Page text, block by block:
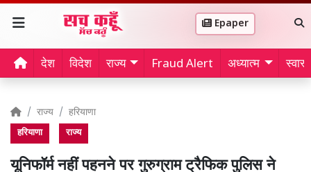
Epaper
देश विदेश राज्य Fraud Alert अध्यात्म
राज्य हरियाणा
हरियाणा राज्य
यूनिफॉर्म नहीं पहनने पर गुरुग्राम ट्रैफिक पुलिस ने